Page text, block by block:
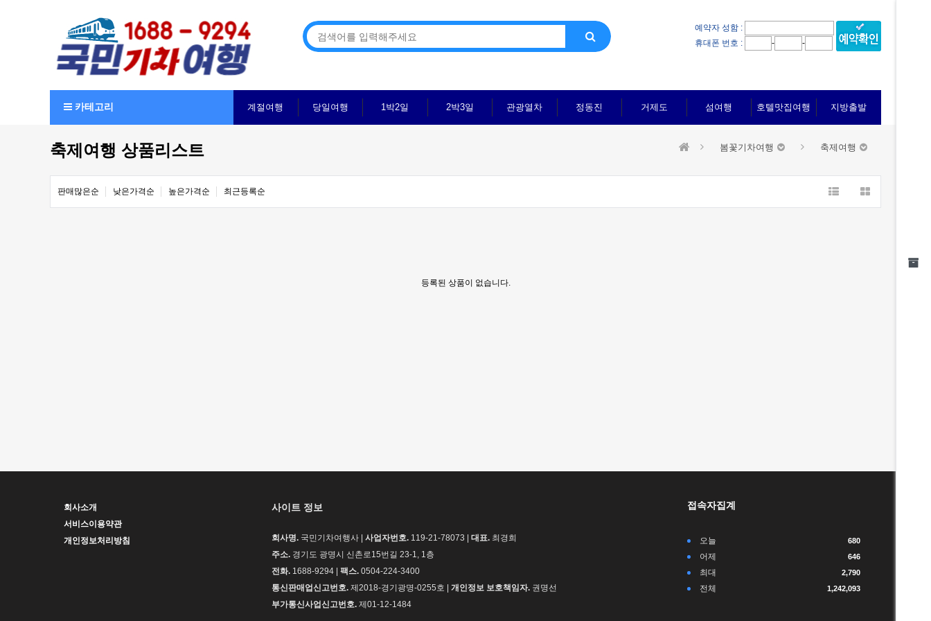
예약자 성함 :
휴대폰 번호 :
- -
카테고리 계절여행 당일여행 1박2일 2박3일 관광열차 정동진 거제도 섬여행 호텔맛집여행 지방출발
축제여행 상품리스트 봄꽃기차여행 축제여행
판매많은순 낮은가격순 높은가격순 최근등록순
등록된 상품이 없습니다.
회사소개
서비스이용약관
개인정보처리방침
사이트 정보
회사명. 국민기차여행사 | 사업자번호. 119-21-78073 | 대표. 최경희
주소. 경기도 광명시 신촌로15번길 23-1, 1층
전화. 1688-9294 | 팩스. 0504-224-3400
통신판매업신고번호. 제2018-경기광명-0255호 | 개인정보 보호책임자. 권명선
부가통신사업신고번호. 제01-12-1484
접속자집계
오늘 680
어제 646
최대 2,790
전체 1,242,093